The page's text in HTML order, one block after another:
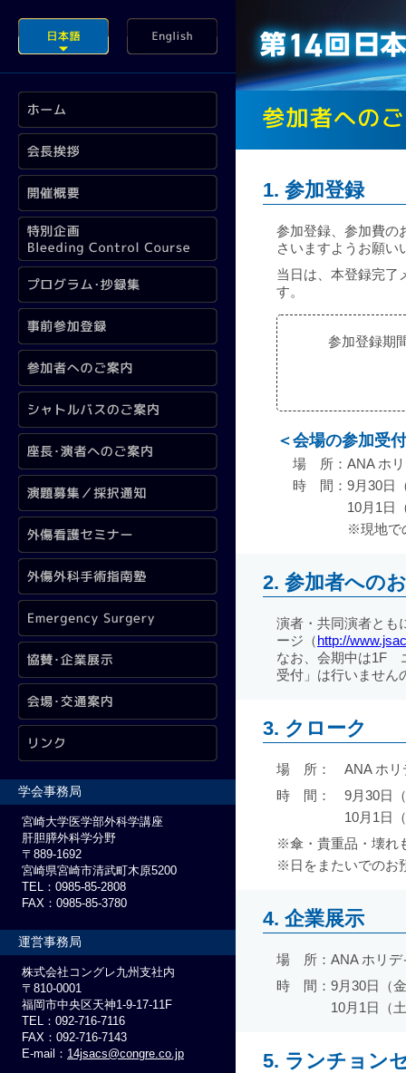
学会事務局
宮崎大学医学部外科学講座
肝胆膵外科学分野
〒889-1692
宮崎県宮崎市清武町木原5200
TEL：0985-85-2808
FAX：0985-85-3780
運営事務局
株式会社コングレ九州支社内
〒810-0001
福岡市中央区天神1-9-17-11F
TEL：092-716-7116
FAX：092-716-7143
E-mail： 14jsacs@congre.co.jp
1. 参加登録
参加登録、参加費の
さいますようお願
当日は、本登録完了
す。
参加登録期
＜会場の参加受
場 所： ANA ホ
時 間： 9月30日
10月1日
※現地で
2. 参加者への
演者・共同演者とも
ージ（http://
なお、会期中は1F
受付」は行いません
3. クローク
場 所：
ANA ホ
時 間：
9月30日
10月1日
※傘・貴重品・壊れ
※日をまたいでのお
4. 企業展示
場 所： ANA ホリ
時 間： 9月30日（
10月1日（
5. ランチョン